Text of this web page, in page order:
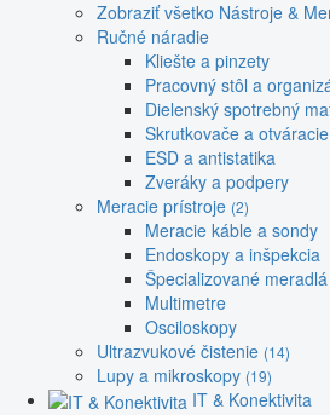
Zobraziť všetko Nástroje &
Ručné náradie
Kliešte a pinzety
Pracovný stôl a
Dielenský spotrebný
Skrutkovače a
ESD a antistatika
Zveráky a podpery
Meracie prístroje (2)
Meracie káble a sondy
Endoskopy a inšpekcia
Špecializované meradlá
Multimetre
Osciloskopy
Ultrazvukové čistenie (14)
Lupy a mikroskopy (19)
IT & Konektivita